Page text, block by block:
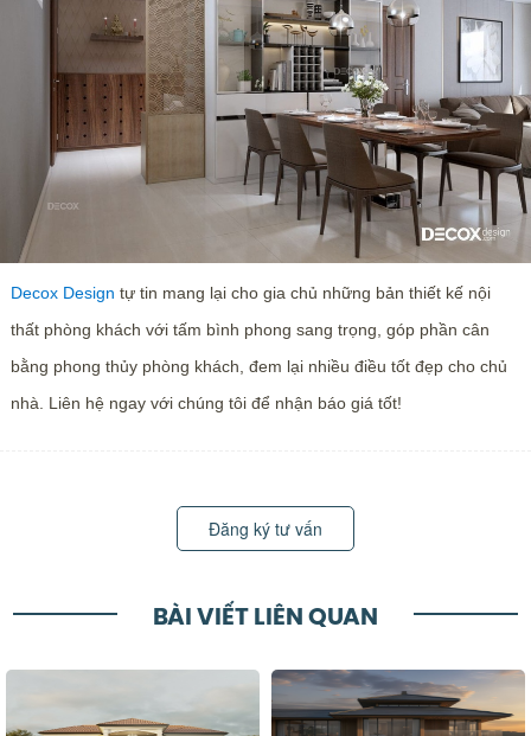
Decox Design tự tin mang lại cho gia chủ những bản thiết kế nội
thất phòng khách với tấm bình phong sang trọng, góp phần cân
bằng phong thủy phòng khách, đem lại nhiều điều tốt đẹp cho chủ
nhà. Liên hệ ngay với chúng tôi để nhận báo giá tốt!
Đăng ký tư vấn
BÀI VIẾT LIÊN QUAN